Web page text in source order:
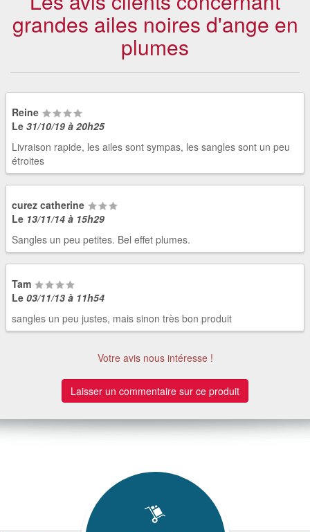
grandes ailes noires d'ange en
plumes
Reine
Le 31/10/19 à 20h25
Livraison rapide, les ailes sont sympas, les sangles sont un peu
étroites
curez catherine
Le 13/11/14 à 15h29
Sangles un peu petites. Bel effet plumes.
Tam
Le 03/11/13 à 11h54
sangles un peu justes, mais sinon très bon produit
Votre avis nous intéresse !
Laisser un commentaire sur ce produit